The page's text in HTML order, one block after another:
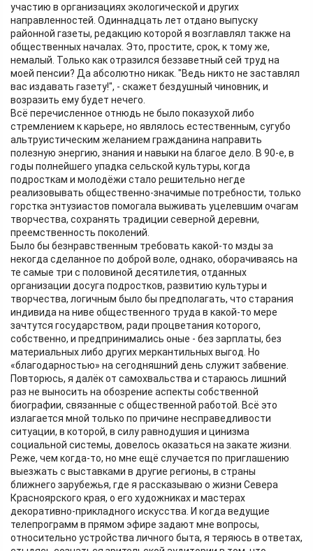
участию в организациях экологической и других
направленностей. Одиннадцать лет отдано выпуску
районной газеты, редакцию которой я возглавлял также на
общественных началах. Это, простите, срок, к тому же,
немалый. Только как отразился беззаветный сей труд на
моей пенсии? Да абсолютно никак. "Ведь никто не заставлял
вас издавать газету!", - скажет бездушный чиновник, и
возразить ему будет нечего.
Всё перечисленное отнюдь не было показухой либо
стремлением к карьере, но являлось естественным, сугубо
альтруистическим желанием гражданина направить
полезную энергию, знания и навыки на благое дело. В 90-е, в
годы полнейшего упадка сельской культуры, когда
подросткам и молодёжи стало решительно негде
реализовывать общественно-значимые потребности, только
горстка энтузиастов помогала выживать уцелевшим очагам
творчества, сохранять традиции северной деревни,
преемственность поколений.
Было бы безнравственным требовать какой-то мзды за
некогда сделанное по доброй воле, однако, оборачиваясь на
те самые три с половиной десятилетия, отданных
организации досуга подростков, развитию культуры и
творчества, логичным было бы предполагать, что старания
индивида на ниве общественного труда в какой-то мере
зачтутся государством, ради процветания которого,
собственно, и предпринимались оные - без зарплаты, без
материальных либо других меркантильных выгод. Но
«благодарностью» на сегодняшний день служит забвение.
Повторюсь, я далёк от самохвальства и стараюсь лишний
раз не выносить на обозрение аспекты собственной
биографии, связанные с общественной работой. Всё это
излагается мной только по причине несправедливости
ситуации, в которой, в силу равнодушия и цинизма
социальной системы, довелось оказаться на закате жизни.
Реже, чем когда-то, но мне ещё случается по приглашению
выезжать с выставками в другие регионы, в страны
ближнего зарубежья, где я рассказываю о жизни Севера
Красноярского края, о его художниках и мастерах
декоративно-прикладного искусства. И когда ведущие
телепрограмм в прямом эфире задают мне вопросы,
относительно устройства личного быта, я теряюсь в ответах,